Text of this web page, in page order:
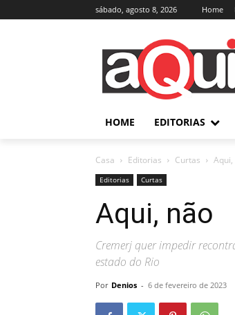
sábado, agosto 8, 2026 Home
HOME EDITORIAS
Casa Editorias Curtas
Editorias Curtas
Aqui, não
Cremerj quer impedir
estado do Rio
Por Denios - 6 de fevereiro de 2023